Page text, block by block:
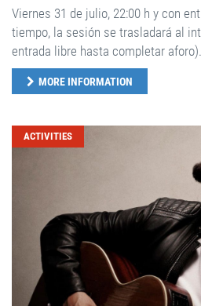
Viernes 31 de julio, 22:00 h y con
tiempo, la sesión se trasladará al
entrada libre hasta completar aforo).
MORE INFORMATION
ACTIVITIES